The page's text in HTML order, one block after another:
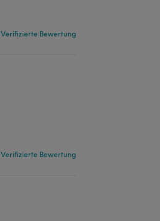
Verifizierte Bewertung
Verifizierte Bewertung